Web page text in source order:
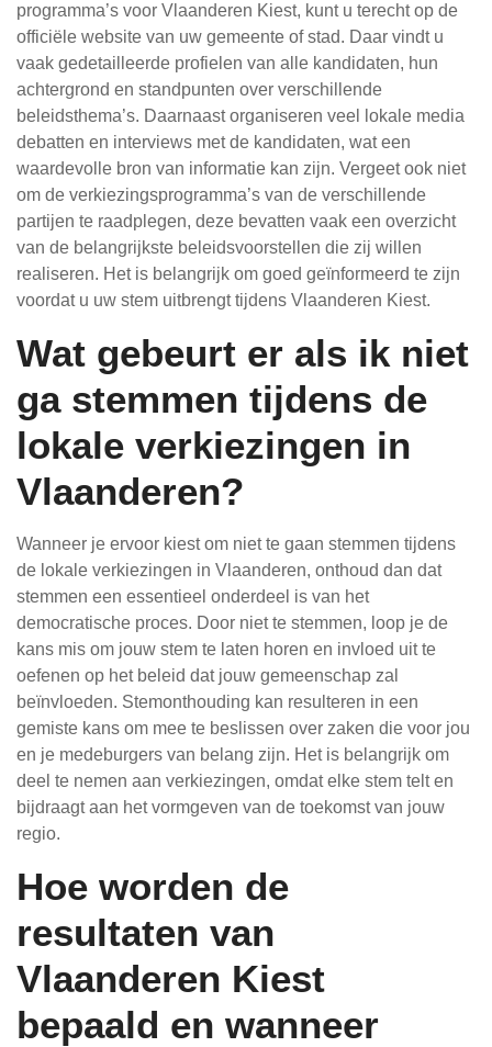
programma’s voor Vlaanderen Kiest, kunt u terecht op de
officiële website van uw gemeente of stad. Daar vindt u
vaak gedetailleerde profielen van alle kandidaten, hun
achtergrond en standpunten over verschillende
beleidsthema’s. Daarnaast organiseren veel lokale media
debatten en interviews met de kandidaten, wat een
waardevolle bron van informatie kan zijn. Vergeet ook niet
om de verkiezingsprogramma’s van de verschillende
partijen te raadplegen, deze bevatten vaak een overzicht
van de belangrijkste beleidsvoorstellen die zij willen
realiseren. Het is belangrijk om goed geïnformeerd te zijn
voordat u uw stem uitbrengt tijdens Vlaanderen Kiest.
Wat gebeurt er als ik niet
ga stemmen tijdens de
lokale verkiezingen in
Vlaanderen?
Wanneer je ervoor kiest om niet te gaan stemmen tijdens
de lokale verkiezingen in Vlaanderen, onthoud dan dat
stemmen een essentieel onderdeel is van het
democratische proces. Door niet te stemmen, loop je de
kans mis om jouw stem te laten horen en invloed uit te
oefenen op het beleid dat jouw gemeenschap zal
beïnvloeden. Stemonthouding kan resulteren in een
gemiste kans om mee te beslissen over zaken die voor jou
en je medeburgers van belang zijn. Het is belangrijk om
deel te nemen aan verkiezingen, omdat elke stem telt en
bijdraagt aan het vormgeven van de toekomst van jouw
regio.
Hoe worden de
resultaten van
Vlaanderen Kiest
bepaald en wanneer